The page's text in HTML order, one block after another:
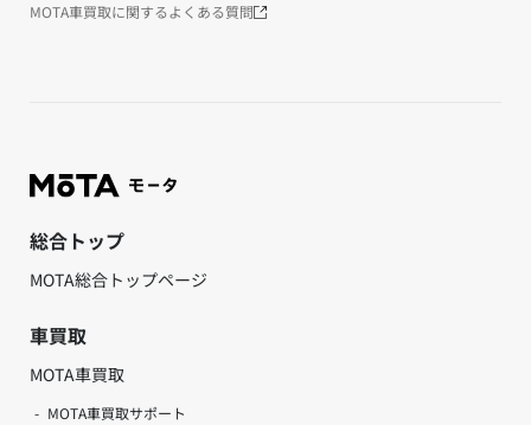
MOTA車買取に関するよくある質問
総合トップ
MOTA総合トップページ
車買取
MOTA車買取
MOTA車買取サポート